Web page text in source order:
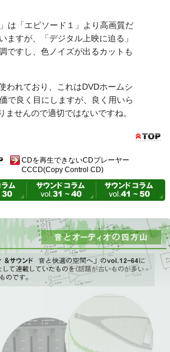
は「エピソード１」より高画質だ
ますが、「デジタル上映に迫る」
ですし、色ノイズが出るカットも
われており、これはDVDホームシ
で良く目にしますが、良く用いら
せんので適切ではないですね。
CDを再生できないCDプレーヤー
CCCD(Copy Control CD)
に 音響システムの関連コラムとして連載していた